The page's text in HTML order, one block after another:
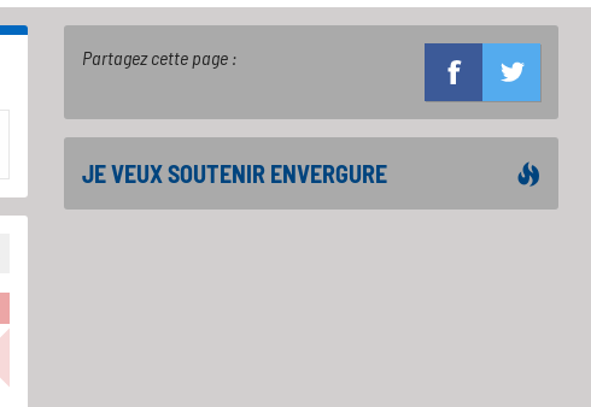
Partagez cette page :
JE VEUX SOUTENIR ENVERGURE